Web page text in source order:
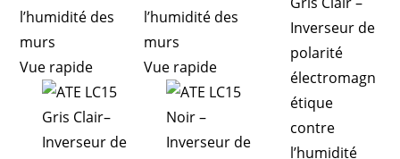
Vue rapide Vue rapide